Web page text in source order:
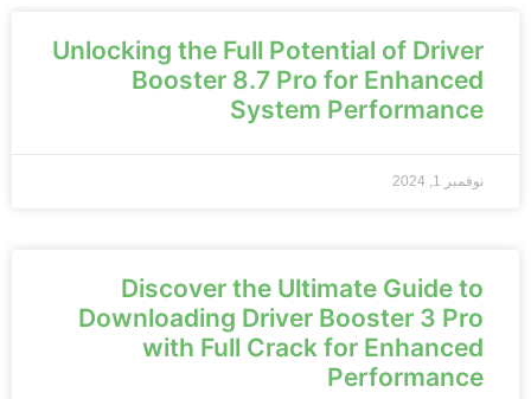
Unlocking the Full Potential of Driver
Booster 8.7 Pro for Enhanced
System Performance
نوفمبر 1, 2024
Discover the Ultimate Guide to
Downloading Driver Booster 3 Pro
with Full Crack for Enhanced
Performance